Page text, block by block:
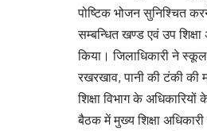
पोष्टिक भोजन सुनिश्चित
सम्बन्धित खण्ड एवं उप शिक्षा
किया। जिलाधिकारी ने
रखरखाव, पानी की टंकी की
शिक्षा विभाग के अधिकारियों
बैठक में मुख्य शिक्षा अधिकारी